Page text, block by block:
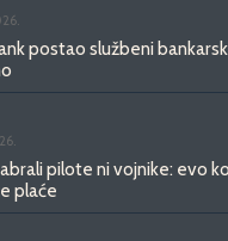
postao službeni
pilote ni vojnike: evo
plaće